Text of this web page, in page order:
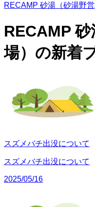
RECAMP 砂湯（砂湯野
RECAMP
場）の新着
スズメバチ出没について
スズメバチ出没について
2025/05/16